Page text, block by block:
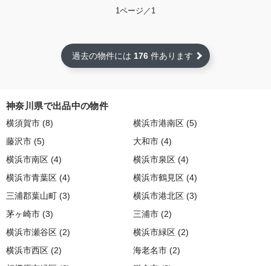
1ページ／1
過去の物件には 176 件あります
神奈川県で出品中の物件
横須賀市 (8) 横浜市港南区 (5)
藤沢市 (5) 大和市 (4)
横浜市南区 (4) 横浜市泉区 (4)
横浜市青葉区 (4) 横浜市鶴見区 (4)
三浦郡葉山町 (3) 横浜市港北区 (3)
茅ヶ崎市 (3) 三浦市 (2)
横浜市瀬谷区 (2) 横浜市緑区 (2)
横浜市西区 (2) 海老名市 (2)